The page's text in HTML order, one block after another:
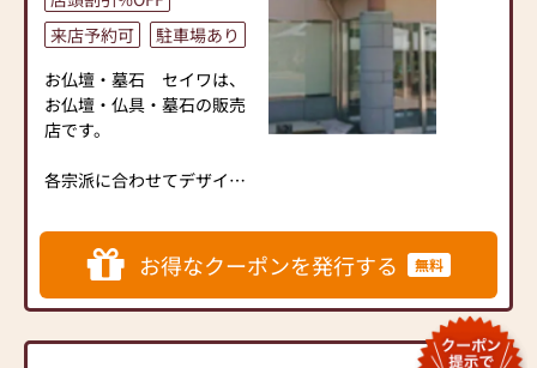
すのですみやかな対応がで
きます。
・ 社員による配達と設置
・ 買替に伴う古いお仏壇
・ お仏壇の引越、保管、
す。近年は家具調仏壇や上
置仏壇、厨子、手元供養、
ペット供養品など、現代の
暮らしに寄り添った商品も
充実しております。名古屋
仏壇商工協同組合・東海優
良仏壇振興会加盟店とし
て、安心と品質を大切に、
ております。
■ スタッフについて
持つスタッフをはじめ、伝
来店予約可
駐車場あり
お仏壇・墓石 セイワは、
お仏壇・仏具・墓石の販売
店です。
各宗派に合わせてデザイ
揃えております。
品質、価格、品揃え、是非
ご来店いただきお確かめく
ださい。
お得なクーポンを発行する 無料